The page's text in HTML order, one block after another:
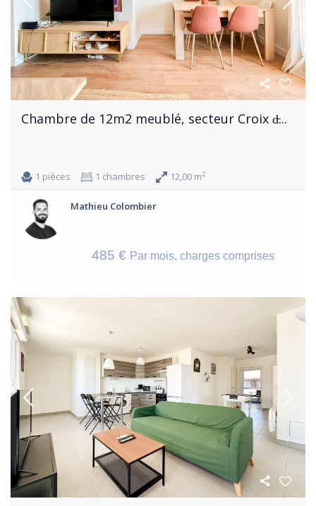
Chambre de 12m2 meublé, secteur Croix d̵...
1 pièces 1 chambres 12,00 m2
Mathieu Colombier
485 € Par mois, charges comprises